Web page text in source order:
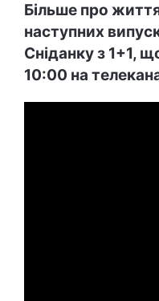
Більше про
наступних
Сніданку з 1+1,
10:00 на